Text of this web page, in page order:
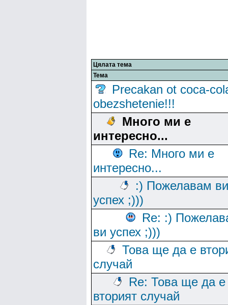
Цялата тема
Тема
Precakan ot coca-
obezshetenie!!!
Много ми е
интересно...
Re: Много ми е
интересно...
:) Пожелавам ви
успех ;)))
Re: :)
ви успех ;)))
Това ще да е
случай
Re: Това ще да е
вторият случай